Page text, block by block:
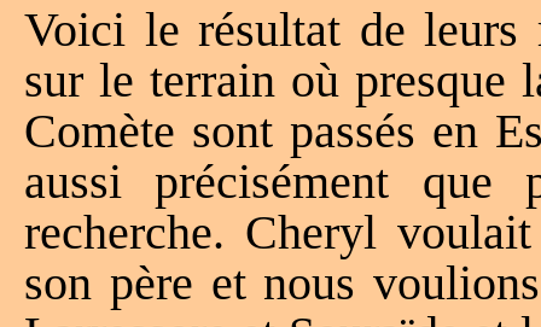
Voici le résultat de leurs
sur le terrain où presque
Comète sont passés en
aussi précisément
recherche. Cheryl
son père et nous